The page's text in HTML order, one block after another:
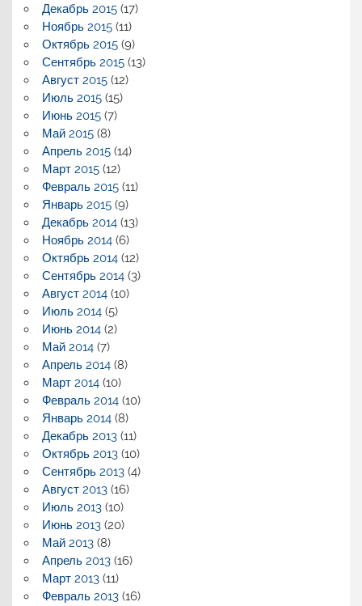
Декабрь 2015(17)
Ноябрь 2015(11)
Октябрь 2015(9)
Сентябрь 2015(13)
Август 2015(12)
Июль 2015(15)
Июнь 2015(7)
Май 2015(8)
Апрель 2015(14)
Март 2015(12)
Февраль 2015(11)
Январь 2015(9)
Декабрь 2014(13)
Ноябрь 2014(6)
Октябрь 2014(12)
Сентябрь 2014(3)
Август 2014(10)
Июль 2014(5)
Июнь 2014(2)
Май 2014(7)
Апрель 2014(8)
Март 2014(10)
Февраль 2014(10)
Январь 2014(8)
Декабрь 2013(11)
Октябрь 2013(10)
Сентябрь 2013(4)
Август 2013(16)
Июль 2013(10)
Июнь 2013(20)
Май 2013(8)
Апрель 2013(16)
Март 2013(11)
Февраль 2013(16)